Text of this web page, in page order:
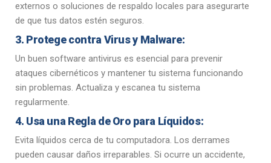
externos o soluciones de respaldo locales para asegurarte
de que tus datos estén seguros.
3. Protege contra Virus y Malware:
Un buen software antivirus es esencial para prevenir
ataques cibernéticos y mantener tu sistema funcionando
sin problemas. Actualiza y escanea tu sistema
regularmente.
4. Usa una Regla de Oro para Líquidos:
Evita líquidos cerca de tu computadora. Los derrames
pueden causar daños irreparables. Si ocurre un accidente,